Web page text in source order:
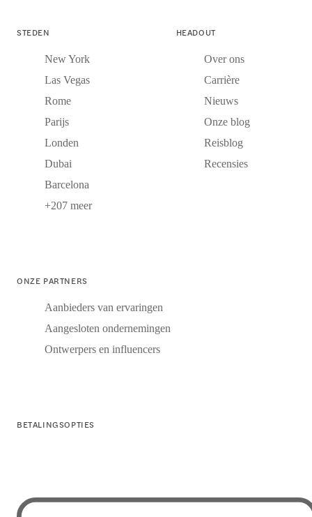
STEDEN
New York
Las Vegas
Rome
Parijs
Londen
Dubai
Barcelona
+207 meer
HEADOUT
Over ons
Carrière
Nieuws
Onze blog
Reisblog
Recensies
ONZE PARTNERS
Aanbieders van ervaringen
Aangesloten ondernemingen
Ontwerpers en influencers
BETALINGSOPTIES